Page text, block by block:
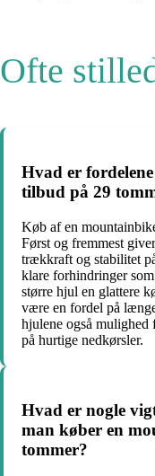
Ofte
Hvad er
tilbud på 29
Køb af en
Først og fremmest
trækkraft og stabilitet
klare forhindringer
større hjul en glattere
være en fordel på
hjulene også
på hurtige nedkørsler.
Hvad er nogle
man køber en
tommer?